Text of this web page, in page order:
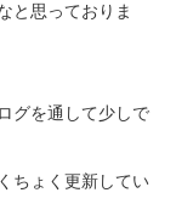
と思っておりま
グを通して少しで
ちょく更新してい